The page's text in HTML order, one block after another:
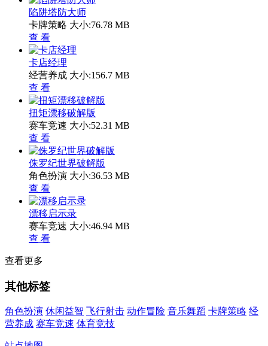
陷阱塔防大师
卡牌策略 大小:76.78 MB
查 看
卡店经理
经营养成 大小:156.7 MB
查 看
扭矩漂移破解版
赛车竞速 大小:52.31 MB
查 看
侏罗纪世界破解版
角色扮演 大小:36.53 MB
查 看
漂移启示录
赛车竞速 大小:46.94 MB
查 看
查看更多
其他标签
角色扮演 休闲益智 飞行射击 动作冒险 音乐舞蹈 卡牌策略 经
营养成 赛车竞速 体育竞技